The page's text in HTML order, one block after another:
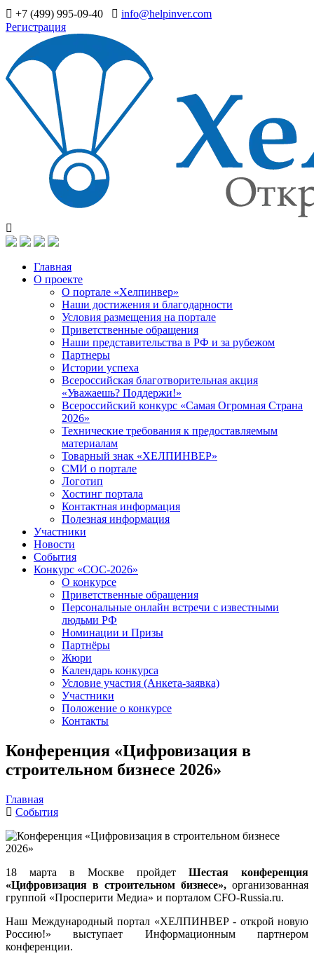
+7 (499) 995-09-40
info@helpinver.com
Регистрация
Главная
О проекте
О портале «Хелпинвер»
Наши достижения и благодарности
Условия размещения на портале
Приветственные обращения
Наши представительства в РФ и за рубежом
Партнеры
Истории успеха
Всероссийская благотворительная акция
«Уважаешь? Поддержи!»
Всероссийский конкурс «Самая Огромная Страна
2026»
Технические требования к предоставляемым
материалам
Товарный знак «ХЕЛПИНВЕР»
СМИ о портале
Логотип
Хостинг портала
Контактная информация
Полезная информация
Участники
Новости
События
Конкурс «СОС-2026»
О конкурсе
Приветственные обращения
Персональные онлайн встречи с известными
людьми РФ
Номинации и Призы
Партнёры
Жюри
Календарь конкурса
Условие участия (Анкета-заявка)
Участники
Положение о конкурсе
Контакты
Конференция «Цифровизация в
строительном бизнесе 2026»
Главная
События
18 марта в Москве пройдет Шестая конференция
«Цифровизация в строительном бизнесе», организованная
группой «Просперити Медиа» и порталом CFO-Russia.ru.
Наш Международный портал «ХЕЛПИНВЕР - открой новую
Россию!» выступает Информационным партнером
конференции.